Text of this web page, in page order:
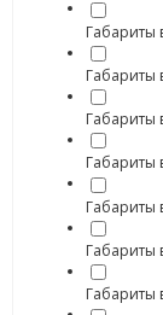
Габариты
Габариты
Габариты
Габариты
Габариты
Габариты
Габариты